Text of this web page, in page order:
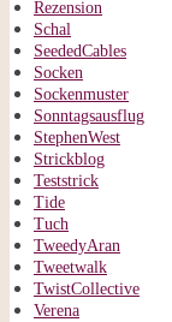
Rezension
Schal
SeededCables
Socken
Sockenmuster
Sonntagsausflug
StephenWest
Strickblog
Teststrick
Tide
Tuch
TweedyAran
Tweetwalk
TwistCollective
Verena